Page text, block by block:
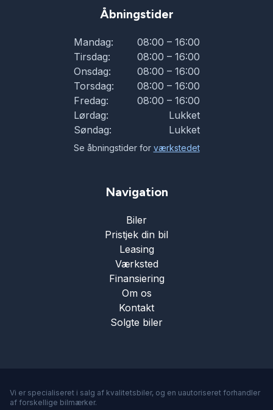
Åbningstider
Mandag:
08:00 – 16:00
Tirsdag:
08:00 – 16:00
Onsdag:
08:00 – 16:00
Torsdag:
08:00 – 16:00
Fredag:
08:00 – 16:00
Lørdag:
Lukket
Søndag:
Lukket
Se åbningstider for værkstedet
Navigation
Biler
Pristjek din bil
Leasing
Værksted
Finansiering
Om os
Kontakt
Solgte biler
Vi er specialiseret i salg af kvalitetsbiler, og en uautoriseret forhandler
af forskellige bilmærker.